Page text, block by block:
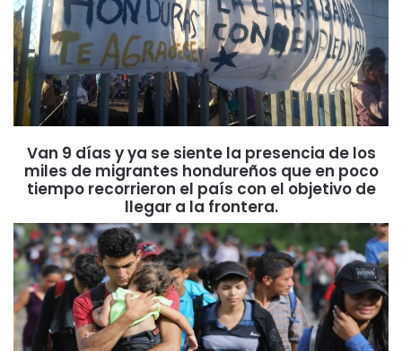
Van 9 días y ya se siente la presencia de los
miles de migrantes hondureños que en poco
tiempo recorrieron el país con el objetivo de
llegar a la frontera.